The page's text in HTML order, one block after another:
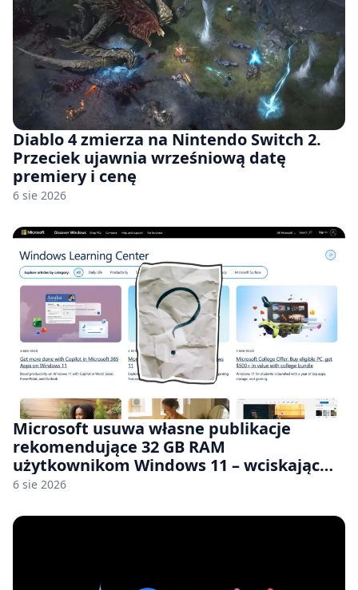
Diablo 4 zmierza na Nintendo Switch 2.
Przeciek ujawnia wrześniową datę
premiery i cenę
6 sie 2026
Microsoft usuwa własne publikacje
rekomendujące 32 GB RAM
użytkownikom Windows 11 – wciskając
nam przy tym komputery z 8 GB RAM po
6 sie 2026